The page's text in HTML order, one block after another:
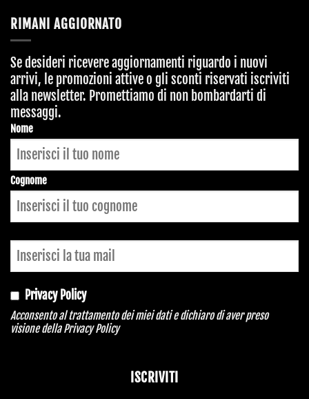
RIMANI AGGIORNATO
Se desideri ricevere aggiornamenti riguardo i nuovi
arrivi, le promozioni attive o gli sconti riservati iscriviti
alla newsletter. Promettiamo di non bombardarti di
messaggi.
Nome
Cognome
Privacy Policy
Acconsento al trattamento dei miei dati e dichiaro di aver preso
visione dellaPrivacy Policy
ISCRIVITI